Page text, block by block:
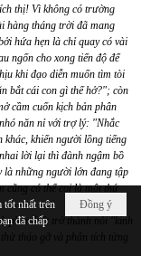
thị! Vì không có trường
hàng tháng trời đã mang
hứa hẹn là chỉ quay có vài
ngốn cho xong tiến độ để
khi đạo diễn muốn tìm tòi
bắt cái con gì thế hở?"; còn
cầm cuốn kịch bản phân
năn nỉ với trợ lý: "Nhắc
khác, khiến người lồng tiếng
lời lại thì đành ngậm bồ
là những người lớn đang tập
cũng có thể coi là một thứ
phim Việt trở thành nỗi "kinh
tháo gỡ và phân tích từng
Đồng ý
tốt nhất trên
đã chấp